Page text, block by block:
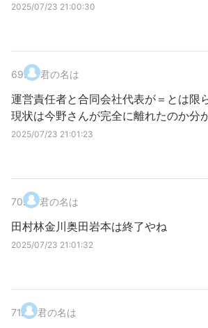
2025/07/23 21:00:30
69. 君の名は
運営責任者と合同会社代表が＝とは限
現状は今野さんが完全に離れたのか分
2025/07/23 21:01:23
70. 君の名は
田村林金川奥田岩本は終了やね
2025/07/23 21:01:32
71. 君の名は